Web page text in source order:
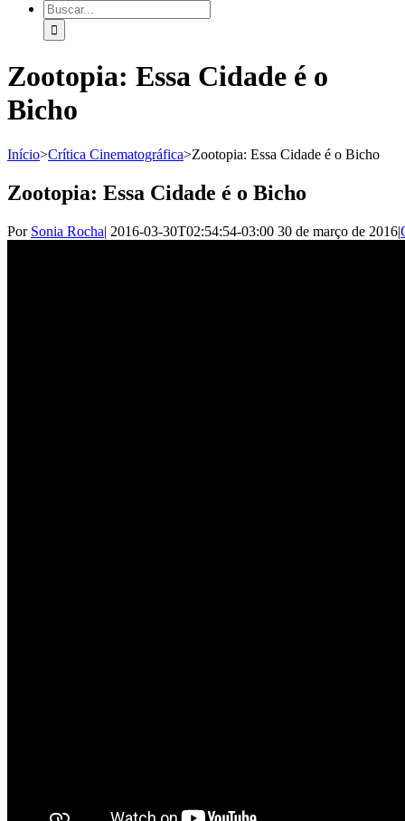
Zootopia: Essa Cidade é o
Bicho
Início>Crítica Cinematográfica>Zootopia: Essa Cidade é o Bicho
Zootopia: Essa Cidade é o Bicho
Por Sonia Rocha| 2016-03-30T02:54:54-03:00 30 de março de 2016|